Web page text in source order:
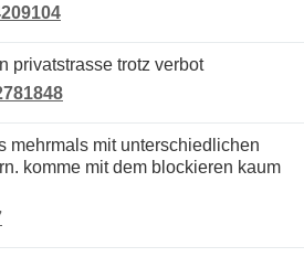
privatstrasse trotz verbot
komme mit dem blockieren kaum